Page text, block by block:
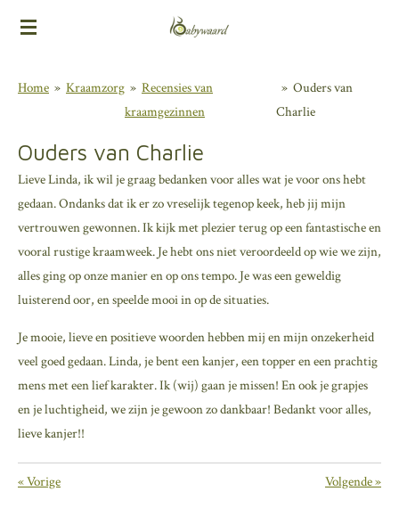
Ga
deHome » Kraamzorg » Recensies van
kraamgezinnen
» Ouders van
Charlie
Ouders van Charlie
Lieve Linda, ik wil je graag bedanken voor alles wat je voor ons hebt
gedaan. Ondanks dat ik er zo vreselijk tegenop keek, heb jij mijn
vertrouwen gewonnen. Ik kijk met plezier terug op een fantastische en
vooral rustige kraamweek. Je hebt ons niet veroordeeld op wie we zijn,
alles ging op onze manier en op ons tempo. Je was een geweldig
luisterend oor, en speelde mooi in op de situaties.
Je mooie, lieve en positieve woorden hebben mij en mijn onzekerheid
veel goed gedaan. Linda, je bent een kanjer, een topper en een prachtig
mens met een lief karakter. Ik (wij) gaan je missen! En ook je grapjes
en je luchtigheid, we zijn je gewoon zo dankbaar! Bedankt voor alles,
lieve kanjer!!
«Vorige Volgende»